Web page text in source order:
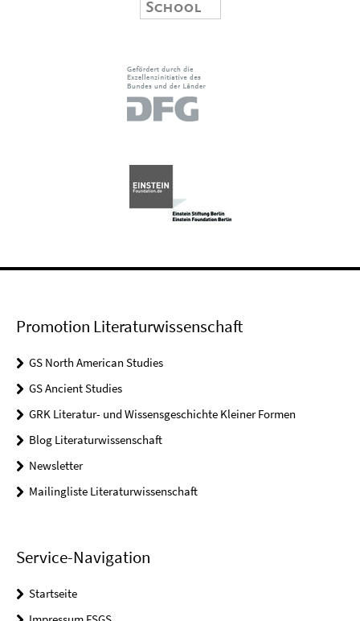
Promotion Literaturwissenschaft
GS North American Studies
GS Ancient Studies
GRK Literatur- und Wissensgeschichte Kleiner Formen
Blog Literaturwissenschaft
Newsletter
Mailingliste Literaturwissenschaft
Service-Navigation
Startseite